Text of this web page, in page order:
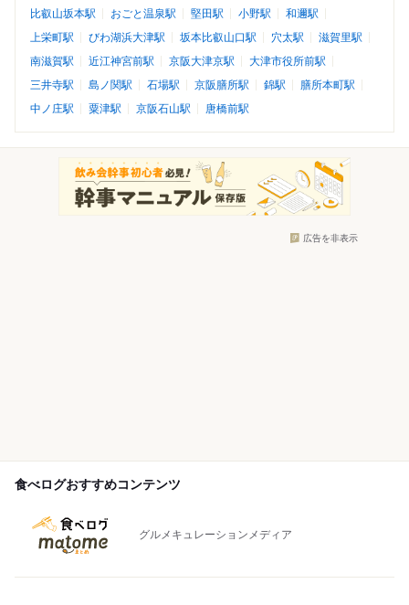
比叡山坂本駅
おごと温泉駅 堅田駅 小野駅
和邇駅
上栄町駅
びわ湖浜大津駅 坂本比叡山口駅 穴太駅
滋賀里駅
南滋賀駅
近江神宮前駅 京阪大津京駅
大津市役所前駅
三井寺駅
島ノ関駅 石場駅 京阪膳所駅 錦駅
膳所本町駅
中ノ庄駅
粟津駅 京阪石山駅 唐橋前駅
広告を非表示
食べログおすすめコンテンツ
グルメキュレーションメディア